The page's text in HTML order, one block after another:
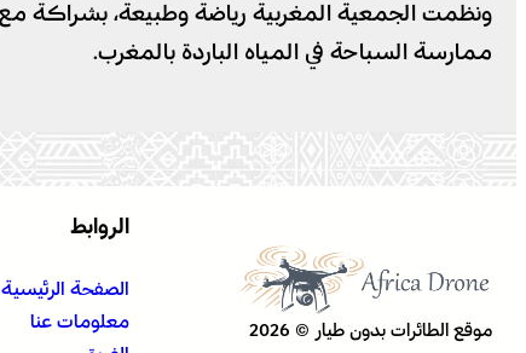
ممارسة السباحة في المياه الباردة بالمغرب.
موقع الطائرات بدون طيار © 2026
الروابط
الصفحة الرئيسية
معلومات عنا